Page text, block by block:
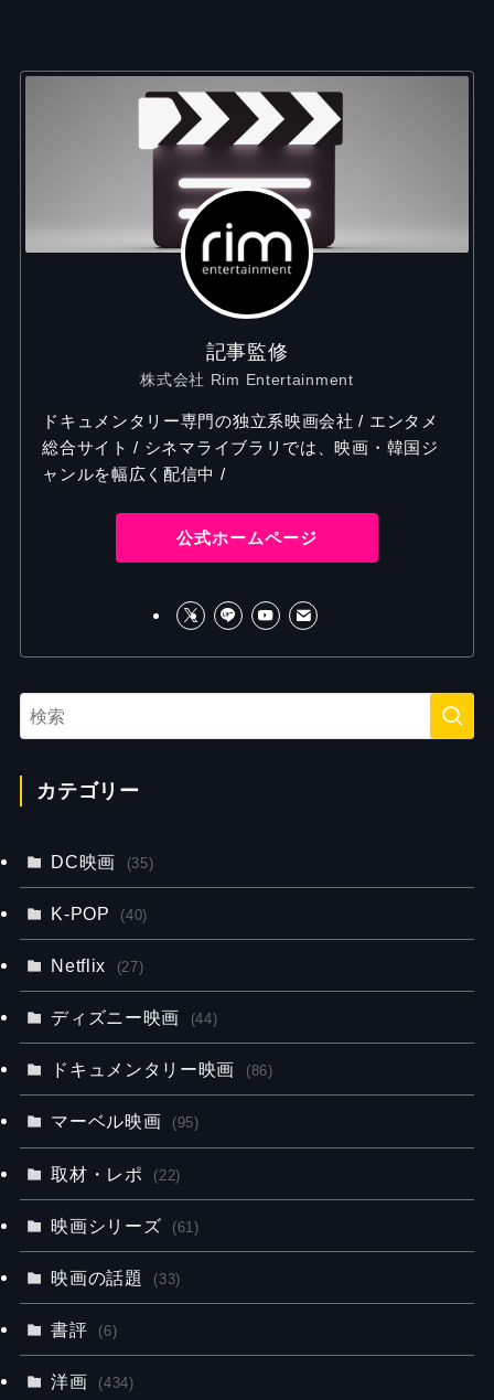
記事監修
株式会社 Rim Entertainment
ドキュメンタリー専門の独立系映画会社 / エンタメ
総合サイト / シネマライブラリでは、映画・韓国ジ
ャンルを幅広く配信中 /
公式ホームページ
カテゴリー
DC映画 (35)
K-POP (40)
Netflix (27)
ディズニー映画 (44)
ドキュメンタリー映画 (86)
マーベル映画 (95)
取材・レポ (22)
映画シリーズ (61)
映画の話題 (33)
書評 (6)
洋画 (434)